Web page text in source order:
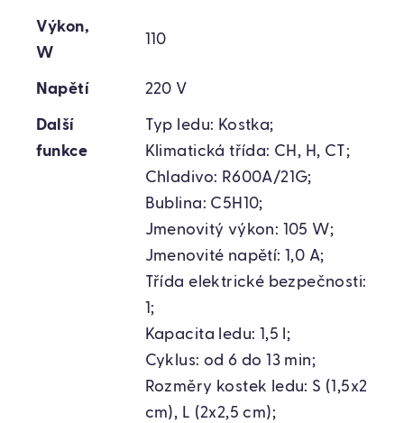
Výkon,
W
110
Napětí 220 V
Další
funkce
Typ ledu: Kostka;
Klimatická třída: CH, H, CT;
Chladivo: R600A/21G;
Bublina: C5H10;
Jmenovitý výkon: 105 W;
Jmenovité napětí: 1,0 A;
Třída elektrické bezpečnosti:
1;
Kapacita ledu: 1,5 l;
Cyklus: od 6 do 13 min;
Rozměry kostek ledu: S (1,5x2
cm), L (2x2,5 cm);